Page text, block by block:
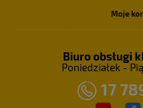
Moje
Biuro obsługi
Poniedziałek -
17